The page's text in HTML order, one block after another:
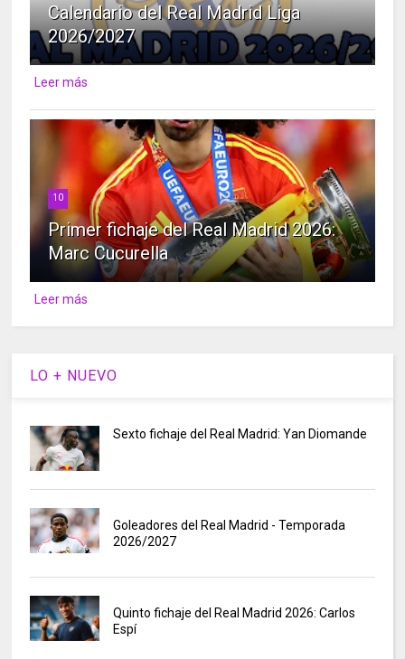
Calendario del Real Madrid Liga
2026/2027
Leer más
10
Primer fichaje del Real Madrid 2026:
Marc Cucurella
Leer más
LO + NUEVO
Sexto fichaje del Real Madrid: Yan Diomande
Goleadores del Real Madrid - Temporada
2026/2027
Quinto fichaje del Real Madrid 2026: Carlos
Espí